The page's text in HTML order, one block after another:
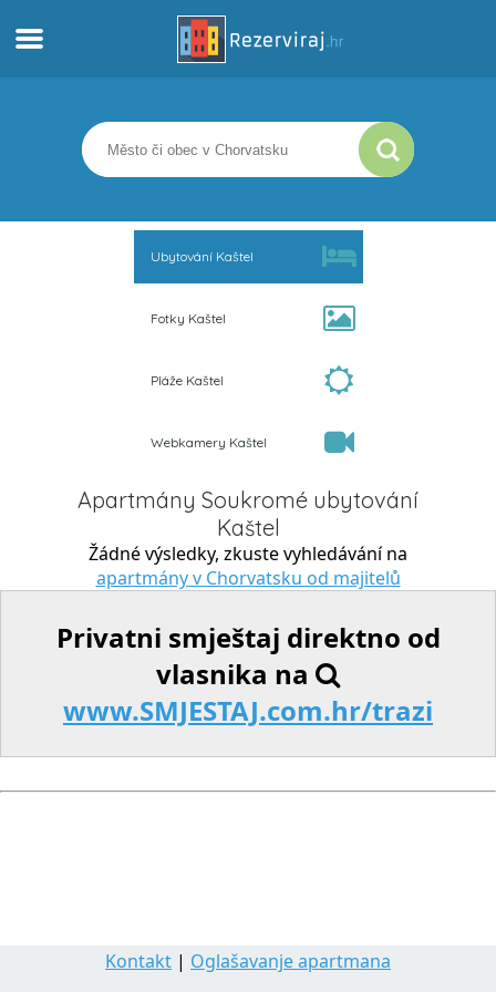
Apartmány
Turistické informace
Ubytování Kaštel
Fotky Kaštel
Pláže Kaštel
Webkamery Kaštel
Apartmány Soukromé ubytování
Kaštel
Žádné výsledky, zkuste vyhledávání na
apartmány v Chorvatsku od majitelů
Privatni smještaj direktno od
vlasnika na
www.SMJESTAJ.com.hr/trazi
Kontakt | Oglašavanje apartmana